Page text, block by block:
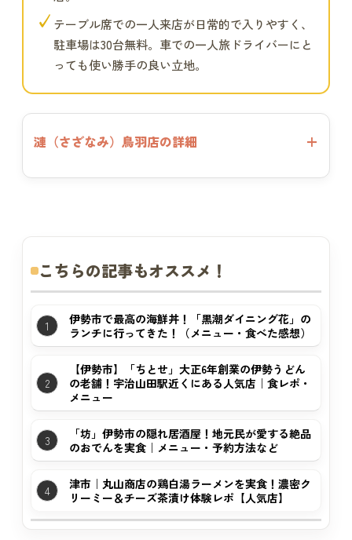
✓ テーブル席での一人来店が日常的で入りやすく、
駐車場は30台無料。車での一人旅ドライバーにと
っても使い勝手の良い立地。
漣（さざなみ）鳥羽店の詳細
こちらの記事もオススメ！
伊勢市で最高の海鮮丼！「黒潮ダイニング花」の
ランチに行ってきた！（メニュー・食べた感想）
【伊勢市】「ちとせ」大正6年創業の伊勢うどん
の老舗！宇治山田駅近くにある人気店｜食レポ・
メニュー
「坊」伊勢市の隠れ居酒屋！地元民が愛する絶品
のおでんを実食｜メニュー・予約方法など
津市｜丸山商店の鶏白湯ラーメンを実食！濃密ク
リーミー＆チーズ茶漬け体験レポ【人気店】